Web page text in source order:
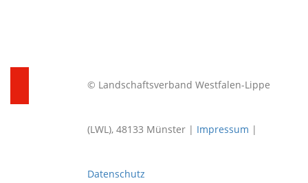
© Landschaftsverband Westfalen-Lippe
(LWL), 48133 Münster | Impressum |
Datenschutz